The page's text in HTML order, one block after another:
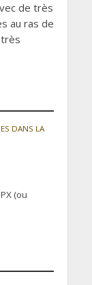
de très
au ras de
DANS LA
(ou